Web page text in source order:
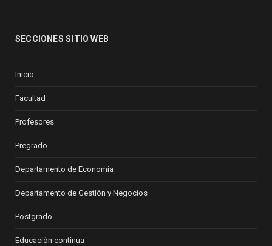
SECCIONES SITIO WEB
Inicio
Facultad
Profesores
Pregrado
Departamento de Economía
Departamento de Gestión y Negocios
Postgrado
Educación continua